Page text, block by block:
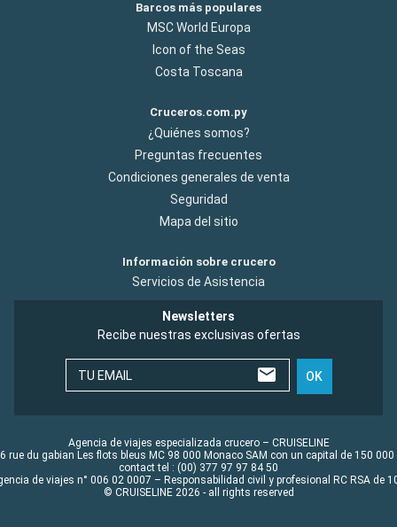
Barcos más populares
MSC World Europa
Icon of the Seas
Costa Toscana
Cruceros.com.py
¿Quiénes somos?
Preguntas frecuentes
Condiciones generales de venta
Seguridad
Mapa del sitio
Información sobre crucero
Servicios de Asistencia
Newsletters
Recibe nuestras exclusivas ofertas
TU EMAIL OK
Agencia de viajes especializada crucero – CRUISELINE
rue du gabian Les flots bleus MC 98 000 Monaco SAM con un capital de 150 000
contact tel : (00) 377 97 97 84 50
de viajes n° 006 02 0007 – Responsabilidad civil y profesional RC RSA de
© CRUISELINE 2026 - all rights reserved